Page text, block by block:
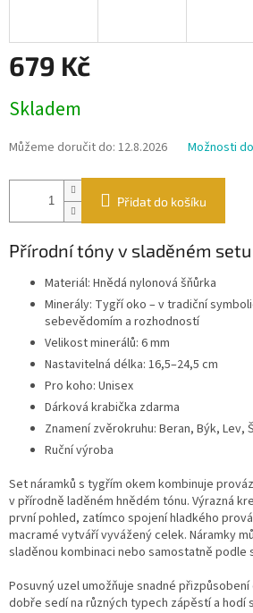
679 Kč
cena:
Skladem
Můžeme doručit do: 12.8.2026 Možnosti
Přidat do košíku
Přírodní tóny v sladěném
Materiál: Hnědá nylonová šňůrka
Minerály: Tygří oko – v tradiční
sebevědomím a rozhodností
Velikost minerálů: 6 mm
Nastavitelná délka: 16,5–24,5 cm
Pro koho: Unisex
Dárková krabička zdarma
Znamení zvěrokruhu: Beran, Býk, Lev,
Ruční výroba
Set náramků s tygřím okem kombinuje
v přírodně laděném hnědém tónu. Výrazná
první pohled, zatímco spojení hladkého
macramé vytváří vyvážený celek. Náramky
sladěnou kombinaci nebo samostatně podle
Posuvný uzel umožňuje snadné
dobře sedí na různých typech zápěstí a hodí